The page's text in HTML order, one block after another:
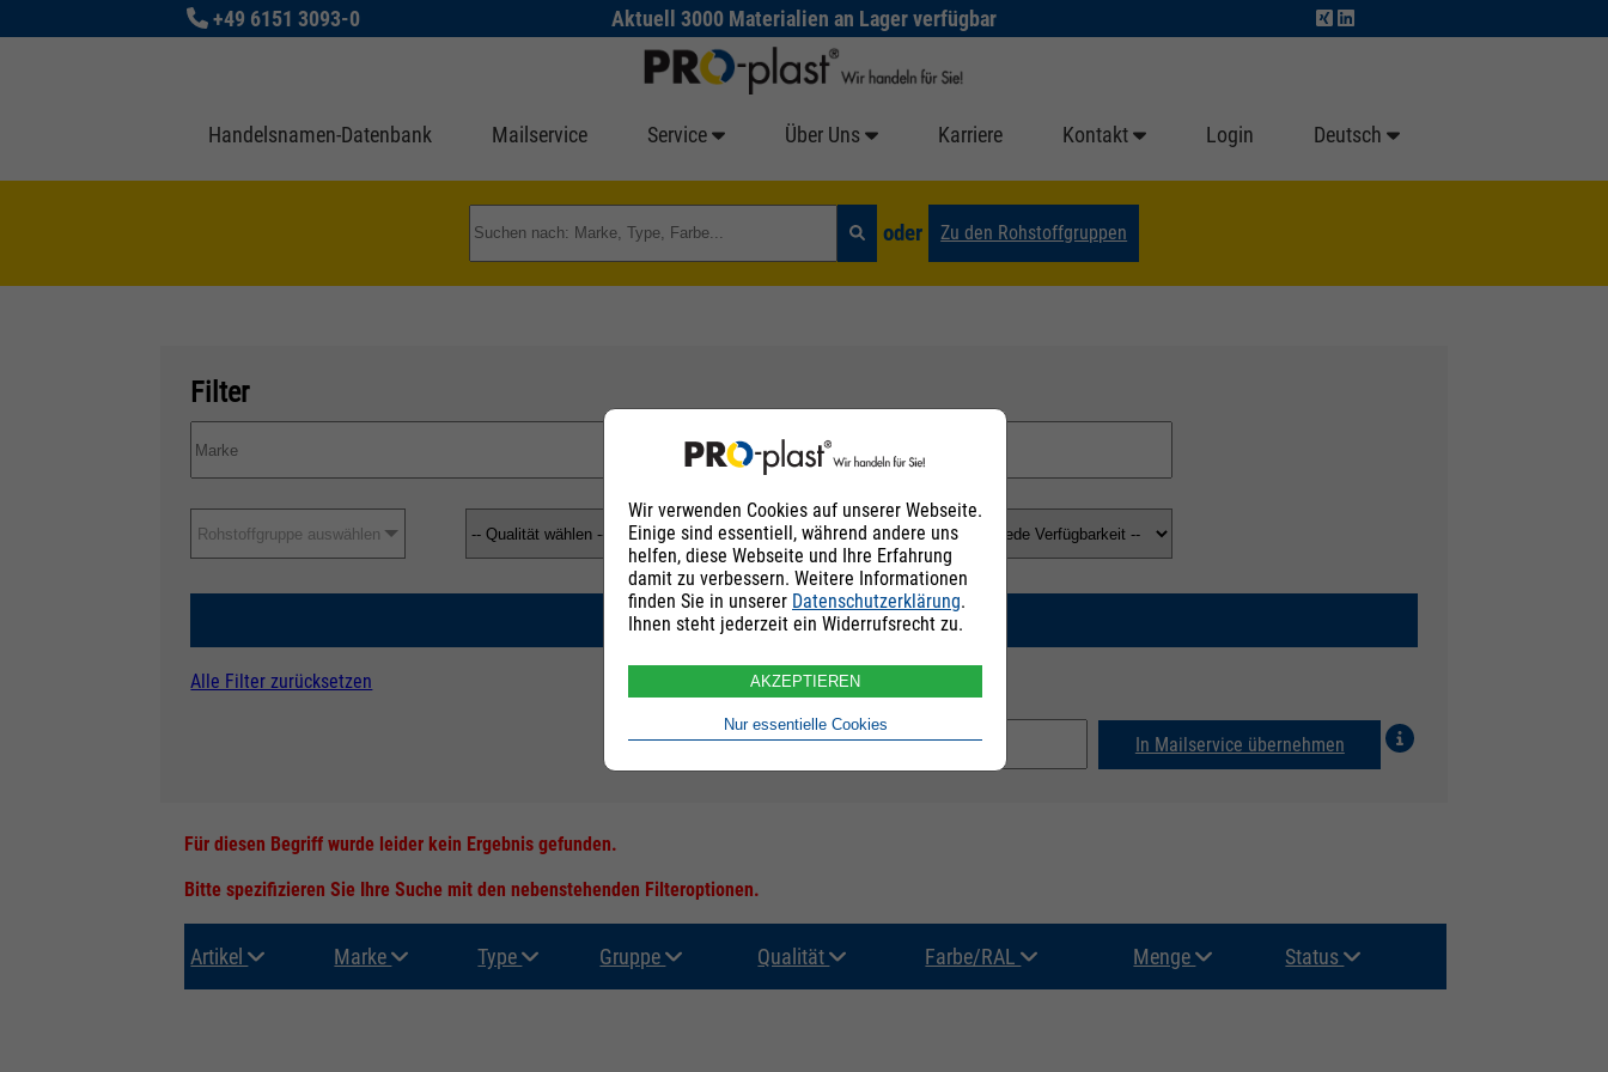
+49 6151 3093-0 Aktuell 3000 Materialien an Lager verfügbar
Handelsnamen-Datenbank Mailservice Service Über Uns Karriere Kontakt Login Deutsch
oder Zu den Rohstoffgruppen
Filter
Rohstoffgruppe auswählen
SUCHEN
Alle Filter zurücksetzen
In Mailservice übernehmen
Für diesen Begriff wurde leider kein Ergebnis gefunden.
Bitte spezifizieren Sie Ihre Suche mit den nebenstehenden Filteroptionen.
Artikel Marke Type Gruppe Qualität Farbe/RAL Menge Status
Wir verwenden Cookies auf unserer Webseite.
Einige sind essentiell, während andere uns
helfen, diese Webseite und Ihre Erfahrung
damit zu verbessern. Weitere Informationen
finden Sie in unserer Datenschutzerklärung.
Ihnen steht jederzeit ein Widerrufsrecht zu.
AKZEPTIEREN
Nur essentielle Cookies